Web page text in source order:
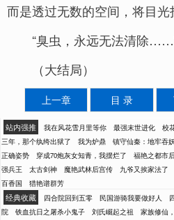
而是透过无数的空间，将目光
“臭虫，永远无法清除
（大结局）
上一章 目 录
站内强推 我在风花雪月里等你 最强末世进化 校
三年，那个纨绔出狱了
我为炉鼎 镇守仙秦：地牢吞
正确姿势
穿成70炮灰女知青，我摆烂了 福艳之都市
强兵王
太古剑神 魔艳武林后宫传 九爷又挨家法了
百香国
猎艳谱群芳
经典收藏 四合院回到五零 民国游骑我要做好人
院
铁血抗日之屠杀小鬼子 刘氏崛起之祖 家族修仙